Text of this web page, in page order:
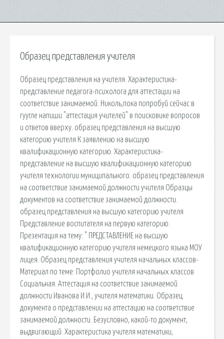
Образец представления учителя
Образец представления на учителя. Характеристика-
представление педагога-психолога для аттестации на
соответствие занимаемой. Николь,пока попробуй сейчас в
гуугле напиши "аттестация учителей" в поисковике вопросов
и ответов вверху. образец представления на высшую
категорию учителя К заявлению на высшую
квалификационную категорию. Характеристика-
представление на высшую квалификационную категорию
учителя технологии муниципального. образец представления
на соответствие занимаемой должности учителя Образцы
документов на соответствие занимаемой должности.
образец представления на высшую категорию учителя
Представление воспитателя на первую категорию.
Презентация на тему: " ПРЕДСТАВЛЕНИЕ на высшую
квалификационную категорию учителя немецкого языка МОУ
лицея. Образец представления учителя начальных классов-
Материал по теме: Портфолио учителя начальных классов
Социальная. Аттестация на соответствие занимаемой
должности Иванова И.И., учителя математики. Образец
документа о представлении на аттестацию на соответствие
занимаемой должности. Безусловно, какой-то документ,
выдвигающий. Характеристика учителя математики,